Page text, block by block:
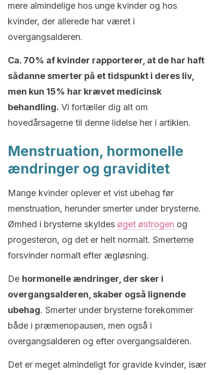
mere almindelige hos unge kvinder og hos
kvinder, der allerede har været i
overgangsalderen.
Ca. 70% af kvinder rapporterer, at de har haft
sådanne smerter på et tidspunkt i deres liv,
men kun 15% har krævet medicinsk
behandling. Vi fortæller dig alt om
hovedårsagerne til denne lidelse her i artiklen.
Menstruation, hormonelle
ændringer og graviditet
Mange kvinder oplever et vist ubehag før
menstruation, herunder smerter under brysterne.
Ømhed i brysterne skyldes øget østrogen og
progesteron, og det er helt normalt. Smerterne
forsvinder normalt efter ægløsning.
De hormonelle ændringer, der sker i
overgangsalderen, skaber også lignende
ubehag. Smerter under brysterne forekommer
både i præmenopausen, men også i
overgangsalderen og efter overgangsalderen.
Det er meget almindeligt for gravide kvinder, især